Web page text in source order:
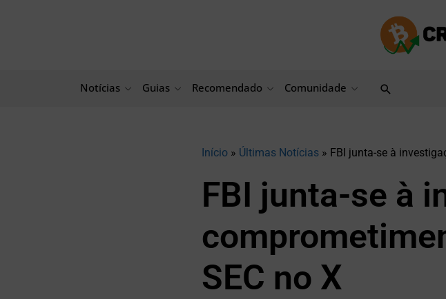
Notícias Guias Recomendado Comunidade Pesquisar
Início » Últimas Notícias » FBI junta-se à
FBI junta-se à
SEC no X